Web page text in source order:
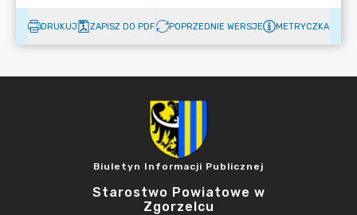
DRUKUJ ZAPISZ DO PDF POPRZEDNIE WERSJE METRYCZKA
Biuletyn Informacji Publicznej
Starostwo Powiatowe w
Zgorzelcu